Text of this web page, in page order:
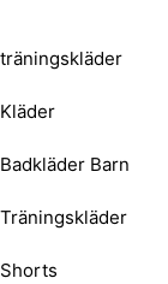
träningskläder
Kläder
Badkläder Barn
Träningskläder
Shorts